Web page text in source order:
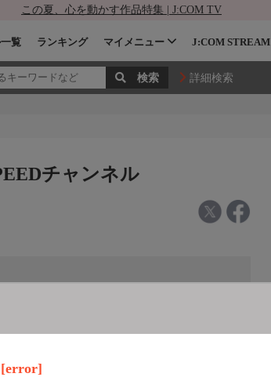
この夏、心を動かす作品特集 | J:COM TV
覧 ランキング マイメニュー J:COM STREAM
詳細検索
[error]
チャンネル